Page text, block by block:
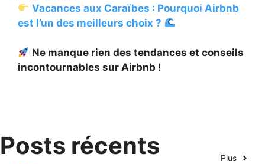
Vacances aux Caraïbes : Pourquoi Airbnb
est l’un des meilleurs choix ?
Ne manque rien des tendances et conseils
incontournables sur Airbnb !
Posts récents Plus